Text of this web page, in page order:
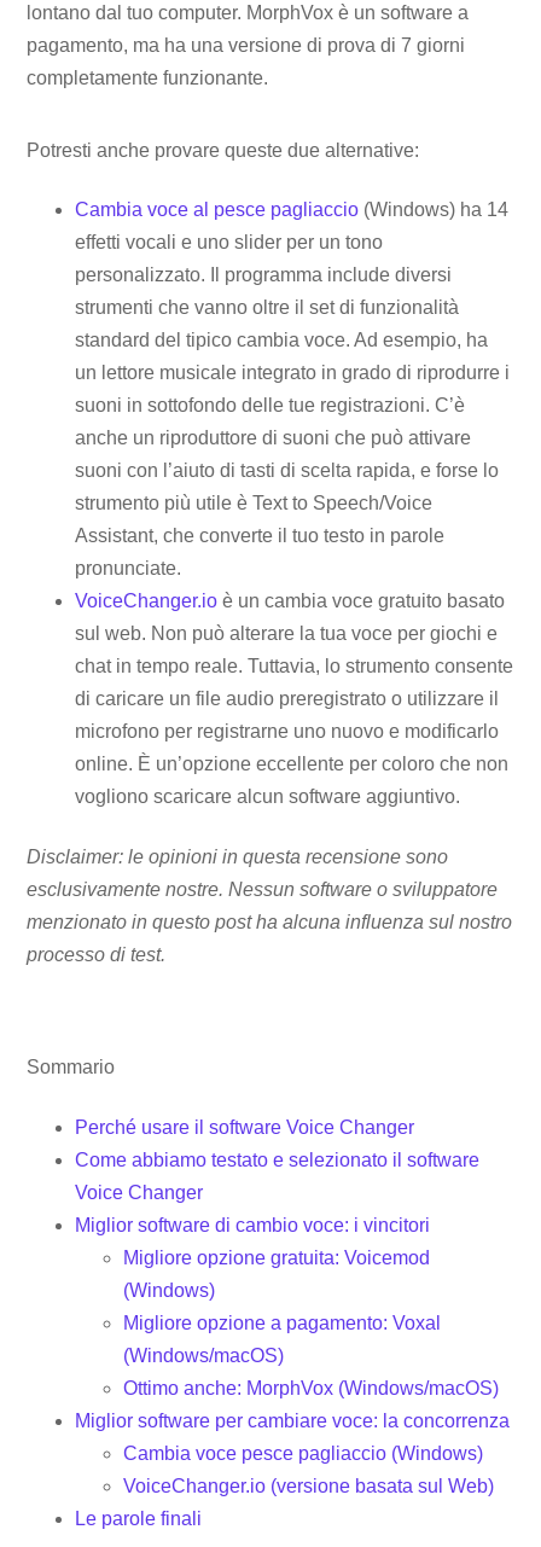
lontano dal tuo computer. MorphVox è un software a
pagamento, ma ha una versione di prova di 7 giorni
completamente funzionante.
Potresti anche provare queste due alternative:
Cambia voce al pesce pagliaccio (Windows) ha 14
effetti vocali e uno slider per un tono
personalizzato. Il programma include diversi
strumenti che vanno oltre il set di funzionalità
standard del tipico cambia voce. Ad esempio, ha
un lettore musicale integrato in grado di riprodurre i
suoni in sottofondo delle tue registrazioni. C’è
anche un riproduttore di suoni che può attivare
suoni con l’aiuto di tasti di scelta rapida, e forse lo
strumento più utile è Text to Speech/Voice
Assistant, che converte il tuo testo in parole
pronunciate.
VoiceChanger.io è un cambia voce gratuito basato
sul web. Non può alterare la tua voce per giochi e
chat in tempo reale. Tuttavia, lo strumento consente
di caricare un file audio preregistrato o utilizzare il
microfono per registrarne uno nuovo e modificarlo
online. È un’opzione eccellente per coloro che non
vogliono scaricare alcun software aggiuntivo.
Disclaimer: le opinioni in questa recensione sono
esclusivamente nostre. Nessun software o sviluppatore
menzionato in questo post ha alcuna influenza sul nostro
processo di test.
Sommario
Perché usare il software Voice Changer
Come abbiamo testato e selezionato il software
Voice Changer
Miglior software di cambio voce: i vincitori
Migliore opzione gratuita: Voicemod
(Windows)
Migliore opzione a pagamento: Voxal
(Windows/macOS)
Ottimo anche: MorphVox (Windows/macOS)
Miglior software per cambiare voce: la concorrenza
Cambia voce pesce pagliaccio (Windows)
VoiceChanger.io (versione basata sul Web)
Le parole finali